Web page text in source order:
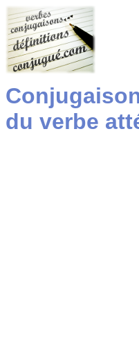
du verbe